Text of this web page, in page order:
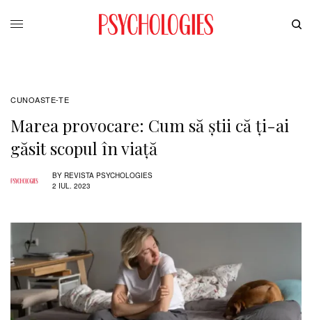
CUNOASTE-TE
Marea provocare: Cum să știi că ți-ai
găsit scopul în viață
BY REVISTA PSYCHOLOGIES
2 IUL. 2023